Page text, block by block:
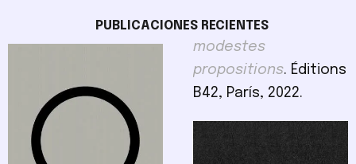
PUBLICACIONES RECIENTES
modestes
propositions. Éditions
B42, París, 2022.